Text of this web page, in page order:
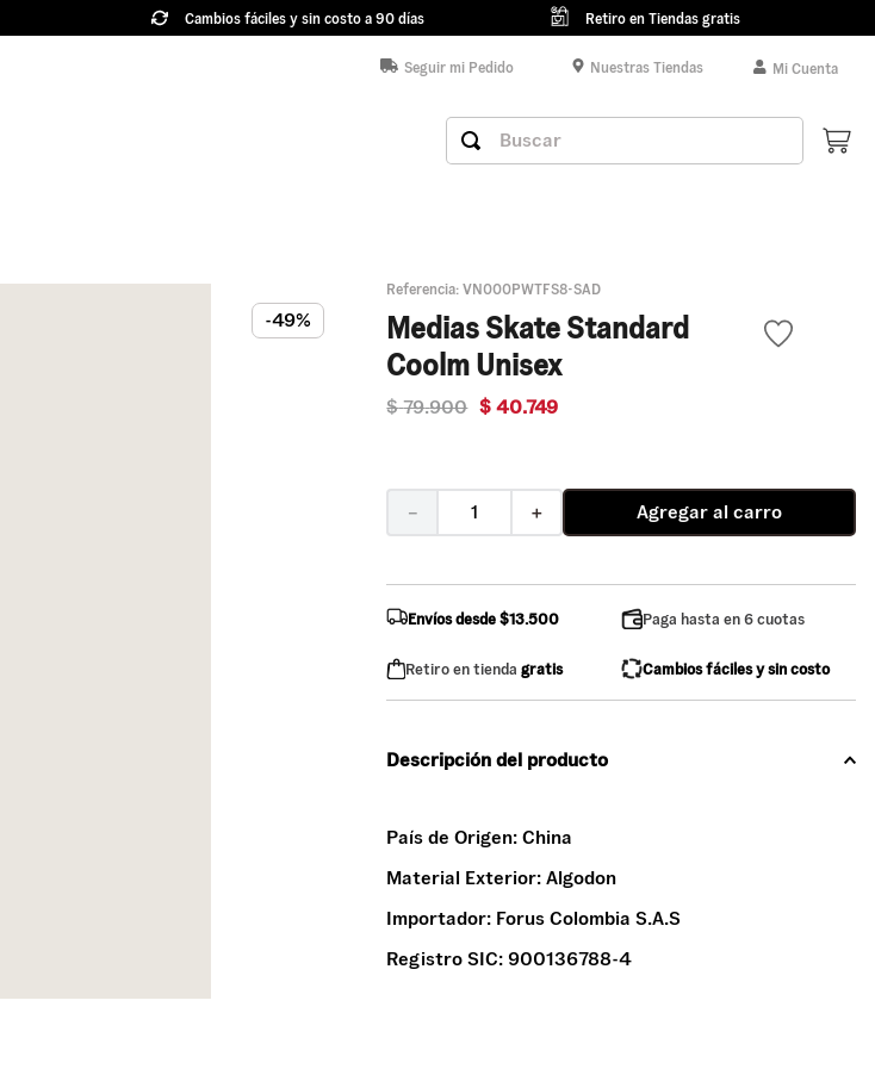
Cambios fáciles y sin costo a 90 días Retiro en Tiendas gratis
Seguir mi Pedido Nuestras Tiendas Mi Cuenta
Buscar
-49%
Referencia:VN000PWTFS8-SAD
Medias Skate Standard
Coolm Unisex
$79.900 $ 40.749
＋
－ Agregar al carro
Envíos desde $13.500 Paga hasta en 6 cuotas
Retiro en tiendagratis Cambios fáciles y sin costo
Descripción del producto
País de Origen:China
Material Exterior:Algodon
Importador: Forus Colombia S.A.S
Registro SIC:900136788-4